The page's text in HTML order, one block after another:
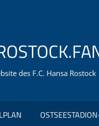
des F.C. Hansa Rostock